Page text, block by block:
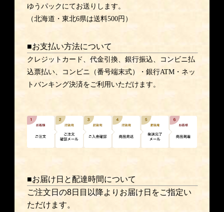
ゆうパックにてお送りします。
（北海道・東北6県は送料500円）
■お支払い方法について
クレジットカード、代金引換、銀行振込、コンビニ払
込票払い、コンビニ（番号端末式）・銀行ATM・ネッ
トバンキング決済をご利用いただけます。
■お届け日と配達時間について
ご注文日の8日目以降よりお届け日をご指定い
ただけます。